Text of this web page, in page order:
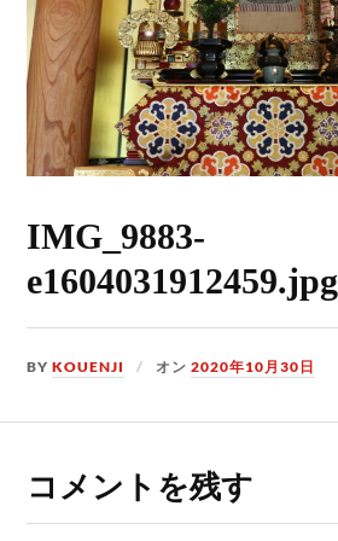
IMG_9883-
e1604031912459.jpg
BYKOUENJI オン2020年10月30日
コメントを残す